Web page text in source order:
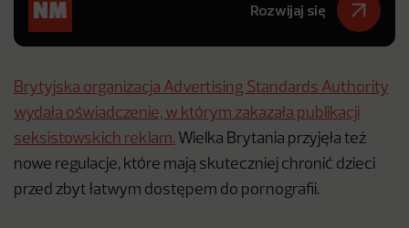
Rozwijaj się
Brytyjska organizacja Advertising Standards Authority
wydała oświadczenie, w którym zakazała publikacji
seksistowskich reklam. Wielka Brytania przyjęła też
nowe regulacje, które mają skuteczniej chronić dzieci
przed zbyt łatwym dostępem do pornografii.